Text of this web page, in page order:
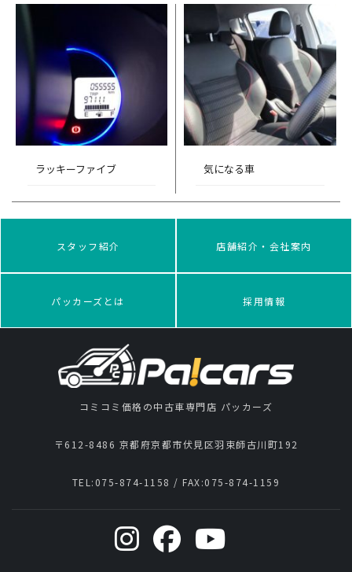
ラッキーファイブ 気になる車
スタッフ紹介 店舗紹介・会社案内
パッカーズとは 採用情報
コミコミ価格の中古車専門店 パッカーズ
〒612-8486 京都府京都市伏見区羽束師古川町192
TEL: 075-874-1158 / FAX:075-874-1159